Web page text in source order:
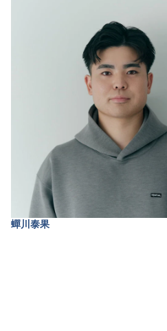
蟬川泰果